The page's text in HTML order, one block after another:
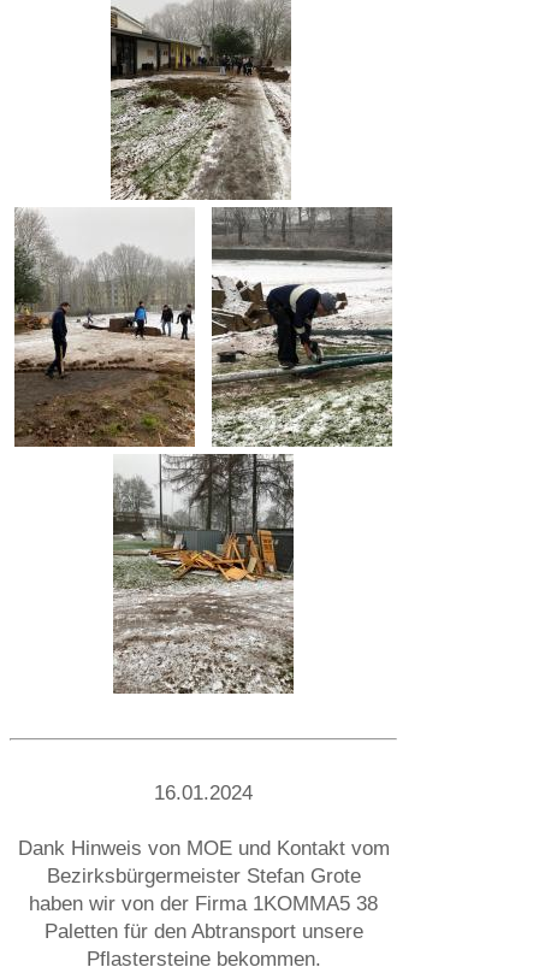
16.01.2024
Dank Hinweis von MOE und Kontakt vom
Bezirksbürgermeister Stefan Grote
haben wir von der Firma 1KOMMA5 38
Paletten für den Abtransport unsere
Pflastersteine bekommen.